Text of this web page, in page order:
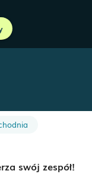
swój zespół!